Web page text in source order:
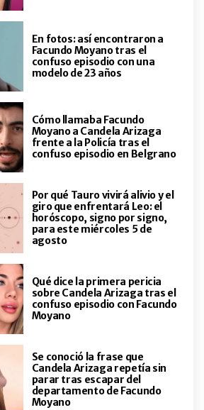
En fotos: así encontraron a
Facundo Moyano tras el
confuso episodio con una
modelo de 23 años
Cómo llamaba Facundo
Moyano a Candela Arizaga
frente a la Policía tras el
confuso episodio en Belgrano
Por qué Tauro vivirá alivio y el
giro que enfrentará Leo: el
horóscopo, signo por signo,
para este miércoles 5 de
agosto
Qué dice la primera pericia
sobre Candela Arizaga tras el
confuso episodio con Facundo
Moyano
Se conoció la frase que
Candela Arizaga repetía sin
parar tras escapar del
departamento de Facundo
Moyano
ACTUALIDAD
Así quedó el auto de Ernestina
Pais tras el accidente en el que
perdió la vida
ACTUALIDAD
“El amor de mi vida ya no está”: la
desgarradora carta del piloto
Francisco Martorelli a su mujer,
víctima fatal del accidente en
Tornquist